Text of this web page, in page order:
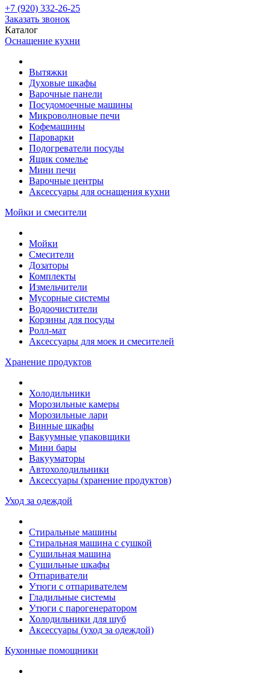
+7 (920) 332-26-25
Заказать звонок
Каталог
Оснащение кухни
Вытяжки
Духовые шкафы
Варочные панели
Посудомоечные машины
Микроволновые печи
Кофемашины
Пароварки
Подогреватели посуды
Ящик сомелье
Мини печи
Варочные центры
Аксессуары для оснащения кухни
Мойки и смесители
Мойки
Смесители
Дозаторы
Комплекты
Измельчители
Мусорные системы
Водоочистители
Корзины для посуды
Ролл-мат
Аксессуары для моек и смесителей
Хранение продуктов
Холодильники
Морозильные камеры
Морозильные лари
Винные шкафы
Вакуумные упаковщики
Мини бары
Вакууматоры
Автохолодильники
Аксессуары (хранение продуктов)
Уход за одеждой
Стиральные машины
Стиральная машина с сушкой
Сушильная машина
Сушильные шкафы
Отпариватели
Утюги с отпаривателем
Гладильные системы
Утюги с парогенератором
Холодильники для шуб
Аксессуары (уход за одеждой)
Кухонные помощники